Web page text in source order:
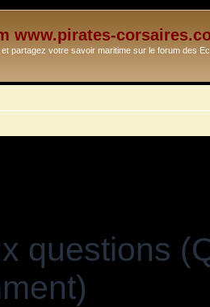
www.pirates-
et partagez votre savoir maritime sur le forum des
questions